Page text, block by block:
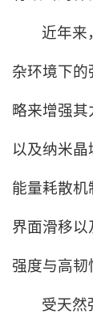
近年来
杂环境下
略来增强其
以及纳米
能量耗散机
界面滑移
强度与高韧
受天然